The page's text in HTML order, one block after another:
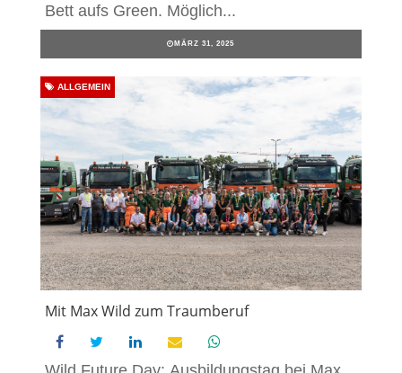
Bett aufs Green. Möglich...
MÄRZ 31, 2025
Mit Max Wild zum Traumberuf
ALLGEMEIN